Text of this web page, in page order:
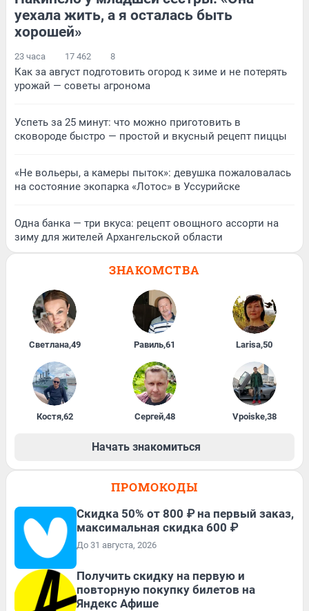
уехала жить, а я осталась быть
хорошей»
23 часа 17 462 8
Как за август подготовить огород к зиме и не потерять
урожай — советы агронома
Успеть за 25 минут: что можно приготовить в
сковороде быстро — простой и вкусный рецепт пиццы
«Не вольеры, а камеры пыток»: девушка пожаловалась
на состояние экопарка «Лотос» в Уссурийске
Одна банка — три вкуса: рецепт овощного ассорти на
зиму для жителей Архангельской области
ЗНАКОМСТВА
Светлана,49 Равиль,61 Larisa,50
Костя,62 Сергей,48 Vpoiske,38
Начать знакомиться
ПРОМОКОДЫ
Скидка 50% от 800 ₽ на первый заказ,
максимальная скидка 600 ₽
До 31 августа, 2026
Получить скидку на первую и
повторную покупку билетов на
Яндекс Афише